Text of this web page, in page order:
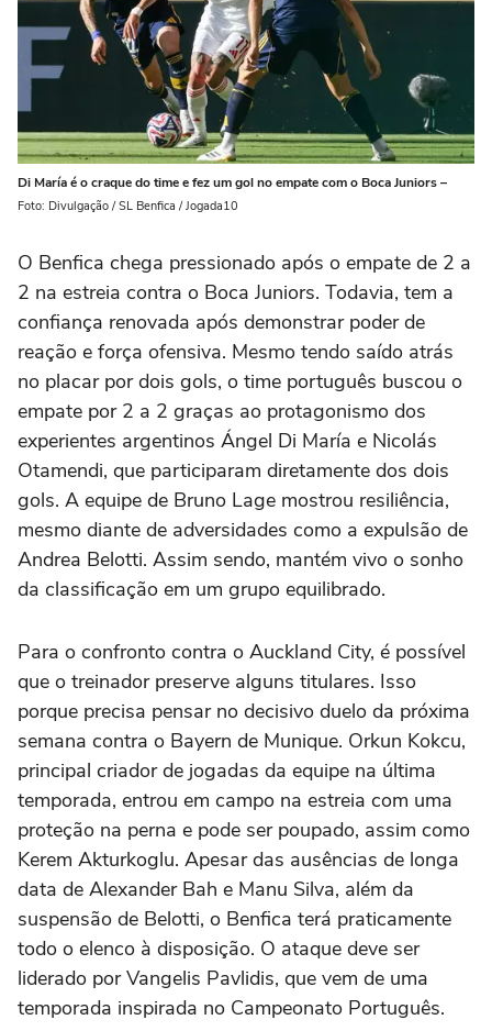
Di María é o craque do time e fez um gol no empate com o Boca Juniors –
Foto: Divulgação / SL Benfica / Jogada10
O Benfica chega pressionado após o empate de 2 a
2 na estreia contra o Boca Juniors. Todavia, tem a
confiança renovada após demonstrar poder de
reação e força ofensiva. Mesmo tendo saído atrás
no placar por dois gols, o time português buscou o
empate por 2 a 2 graças ao protagonismo dos
experientes argentinos Ángel Di María e Nicolás
Otamendi, que participaram diretamente dos dois
gols. A equipe de Bruno Lage mostrou resiliência,
mesmo diante de adversidades como a expulsão de
Andrea Belotti. Assim sendo, mantém vivo o sonho
da classificação em um grupo equilibrado.
Para o confronto contra o Auckland City, é possível
que o treinador preserve alguns titulares. Isso
porque precisa pensar no decisivo duelo da próxima
semana contra o Bayern de Munique. Orkun Kokcu,
principal criador de jogadas da equipe na última
temporada, entrou em campo na estreia com uma
proteção na perna e pode ser poupado, assim como
Kerem Akturkoglu. Apesar das ausências de longa
data de Alexander Bah e Manu Silva, além da
suspensão de Belotti, o Benfica terá praticamente
todo o elenco à disposição. O ataque deve ser
liderado por Vangelis Pavlidis, que vem de uma
temporada inspirada no Campeonato Português.